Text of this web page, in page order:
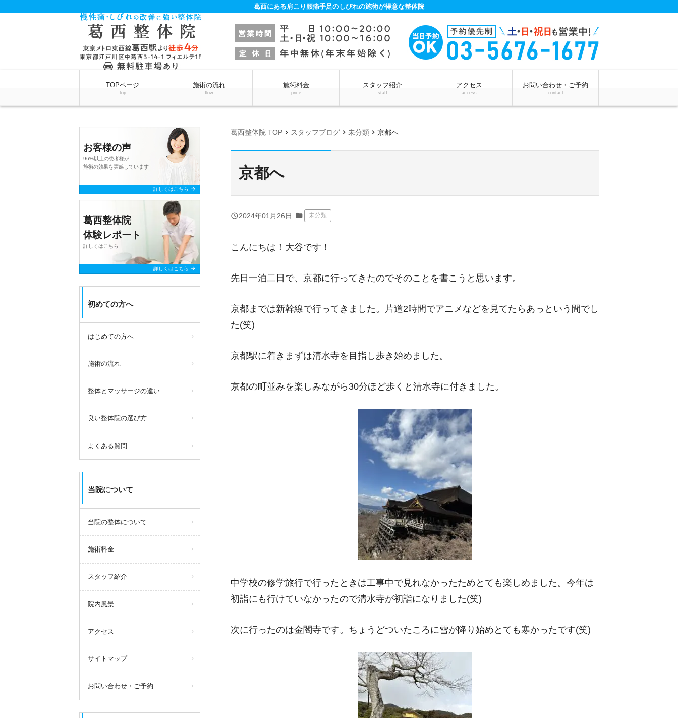
葛西にある肩こり腰痛手足のしびれの施術が得意な整体院
TOPページ
top
施術の流れ
flow
施術料金
price
スタッフ紹介
staff
アクセス
access
お問い合わせ・ご予約
contact
葛西整体院 TOP chevron_right スタッフブログ chevron_right 未分類 chevron_right 京都へ
京都へ
query_builder2024年01月26日 folder 未分類
こんにちは！大谷です！
先日一泊二日で、京都に行ってきたのでそのことを書こうと思います。
京都までは新幹線で行ってきました。片道2時間でアニメなどを見てたらあっという間でし
た(笑)
京都駅に着きまずは清水寺を目指し歩き始めました。
京都の町並みを楽しみながら30分ほど歩くと清水寺に付きました。
中学校の修学旅行で行ったときは工事中で見れなかったためとても楽しめました。今年は
初詣にも行けていなかったので清水寺が初詣になりました(笑)
次に行ったのは金閣寺です。ちょうどついたころに雪が降り始めとても寒かったです(笑)
お客様の声
96%以上の患者様が
施術の効果を実感しています
詳しくはこちら arrow_forward
葛西整体院
体験レポート
詳しくはこちら
詳しくはこちら arrow_forward
初めての方へ
はじめての方へ
施術の流れ
整体とマッサージの違い
良い整体院の選び方
よくある質問
当院について
当院の整体について
施術料金
スタッフ紹介
院内風景
アクセス
サイトマップ
お問い合わせ・ご予約